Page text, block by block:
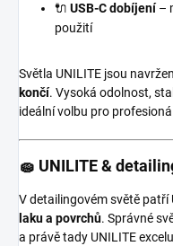
🔌 USB-C dobíjení–
použití
Světla UNILITE jsou
končí. Vysoká odolnost,
ideální volbu pro
🧽 UNILITE &
V detailingovém světě patří
laku a povrchů. Správné
a právě tady UNILITE